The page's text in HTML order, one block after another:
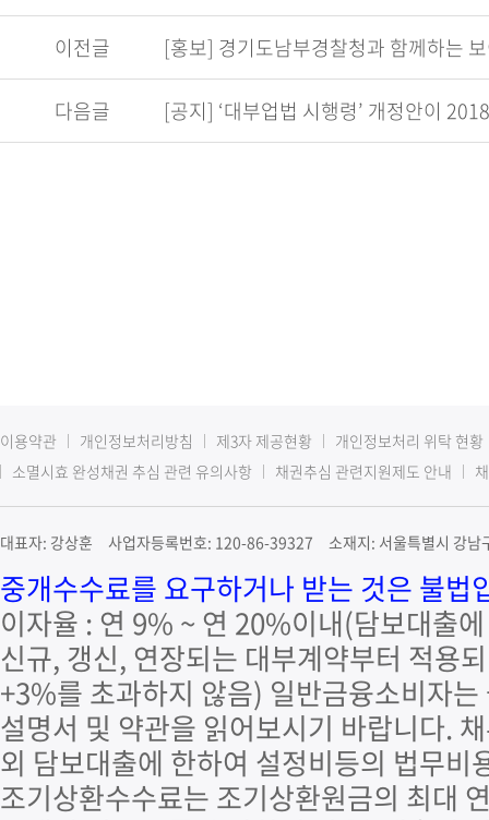
이전글 [홍보] 경기도남부경찰청과 함께하는
다음글 [공지] ‘대부업법 시행령’ 개정안이
이용약관 개인정보처리방침 제3자 제공현황
개인정보처리 위탁 현황
소멸시효 완성채권 추심 관련 유의사항
채권추심 관련지원제도 안내
대표자: 강상훈 사업자등록번호: 120-86-39327 소재지: 서울특별시 강
중개수수료를 요구하거나 받는 것은 불
이자율 : 연 9% ~ 연 20%이내(담보대출
신규, 갱신, 연장되는 대부계약부터 적용
+3%를 초과하지 않음) 일반금융소비자
설명서 및 약관을 읽어보시기 바랍니다.
외 담보대출에 한하여 설정비등의 법무
조기상환수수료는 조기상환원금의 최대